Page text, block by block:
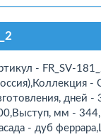
- FR_SV-
-
дней
мм -
- дуб